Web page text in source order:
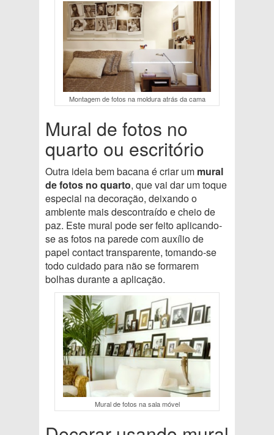
Montagem de fotos na moldura atrás da cama
Mural de fotos no
quarto ou escritório
Outra ideia bem bacana é criar um mural
de fotos no quarto, que vai dar um toque
especial na decoração, deixando o
ambiente mais descontraído e cheio de
paz. Este mural pode ser feito aplicando-
se as fotos na parede com auxílio de
papel contact transparente, tomando-se
todo cuidado para não se formarem
bolhas durante a aplicação.
Mural de fotos na sala móvel